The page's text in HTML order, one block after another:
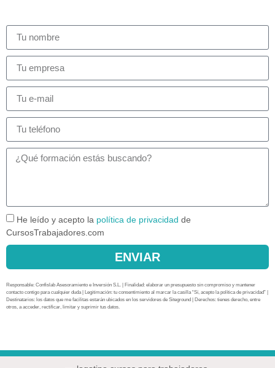
He leído y acepto la política de privacidad de
CursosTrabajadores.com
ENVIAR
Responsable: Confislab Asesoramiento e Inversión S.L. | Finalidad: elaborar un presupuesto sin compromiso y mantener
contacto contigo para cualquier duda | Legitimación: tu consentimiento al marcar la casilla “Sí, acepto la política de privacidad” |
Destinatarios: los datos que me facilitas estarán ubicados en los servidores de Siteground | Derechos: tienes derecho, entre
otros, a acceder, rectificar, limitar y suprimir tus datos.